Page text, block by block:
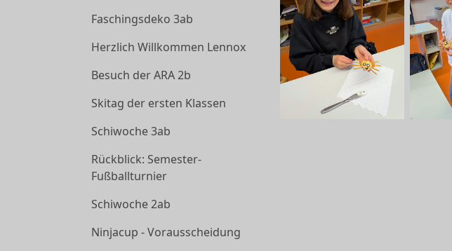
Faschingsdeko 3ab
Herzlich Willkommen Lennox
Besuch der ARA 2b
Skitag der ersten Klassen
Schiwoche 3ab
Rückblick: Semester-
Fußballturnier
Schiwoche 2ab
Ninjacup - Vorausscheidung